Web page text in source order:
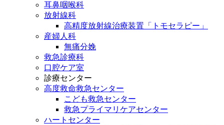
耳鼻咽喉科
放射線科
高精度放射線治療装置「トモセラピー」
産婦人科
無痛分娩
救急診療科
口腔ケア室
診療センター
高度救命救急センター
こども救急センター
救急プライマリケアセンター
ハートセンター